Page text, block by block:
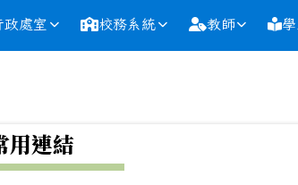
政處室 校務系統 教師
用連結